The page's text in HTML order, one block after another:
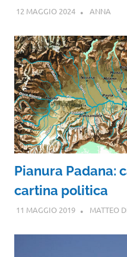
12 MAGGIO 2024 ANNA
Pianura Padana:
cartina politica
11 MAGGIO 2019 MATTEO